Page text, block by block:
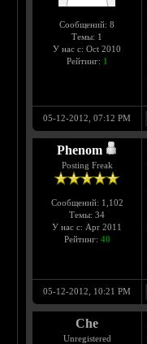
Сообщений: 8
Темы: 1
У нас с: Oct 2010
Рейтинг: 1
05-12-2012, 07:12 PM
Phenom
Posting Freak
Сообщений: 1,102
Темы: 34
У нас с: Apr 2011
Рейтинг: 40
05-12-2012, 10:21 PM
Che
Unregistered